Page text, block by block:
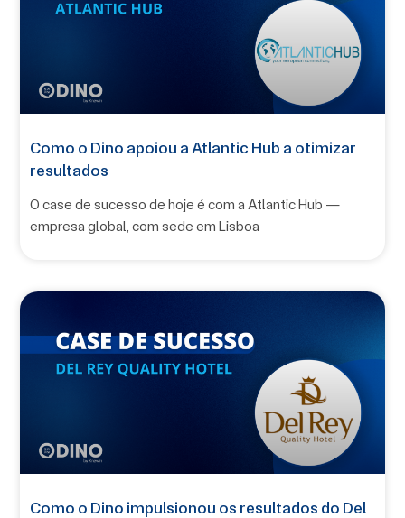
Como o Dino apoiou a Atlantic Hub a otimizar
resultados
O case de sucesso de hoje é com a Atlantic Hub —
empresa global, com sede em Lisboa
Como o Dino impulsionou os resultados do Del